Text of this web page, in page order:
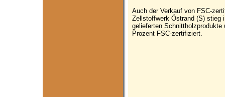
Auch der Verkauf von FSC-
Zellstoffwerk Östrand (S) stieg
gelieferten Schnittholzprodukte
Prozent FSC-zertifiziert.